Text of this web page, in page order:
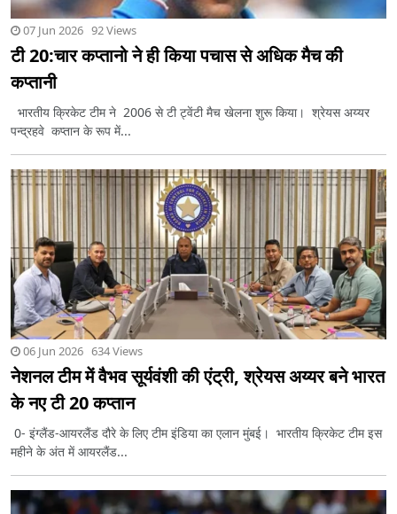
07 Jun 2026 92 Views
टी 20:चार कप्तानो ने ही किया पचास से अधिक मैच की
कप्तानी
भारतीय क्रिकेट टीम ने 2006 से टी ट्वेंटी मैच खेलना शुरू किया। श्रेयस अय्यर
पन्द्रहवे कप्तान के रूप में...
06 Jun 2026 634 Views
नेशनल टीम में वैभव सूर्यवंशी की एंट्री, श्रेयस अय्यर बने भारत
के नए टी 20 कप्तान
0- इंग्लैंड-आयरलैंड दौरे के लिए टीम इंडिया का एलान मुंबई। भारतीय क्रिकेट टीम इस
महीने के अंत में आयरलैंड...